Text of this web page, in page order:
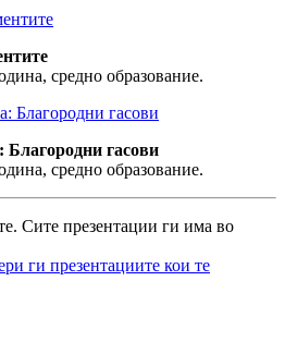
средно образование.
Благородни гасови
средно образование.
Сите презентации ги има во
ги презентациите кои те